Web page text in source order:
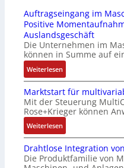
s
t
s
i
c
h
f
l
e
x
i
b
e
l
r
i
n
g
e
n
4
G
u
n
d
5
G
a
3
-
Z
e
r
t
i
f
i
z
i
e
u
u
c
k
a
u
s
g
l
e
i
c
h
e
Auftragseingang im
Positive
Auslandsgeschäft
Die Unternehmen im
können in Summe auf
Weiterlesen:
A
u
f
t
r
a
g
s
Marktstart für
Mit der Steuerung
Rose+Krieger können
Weiterlesen:
M
a
r
Drahtlose Integration
Die Produktfamilie von